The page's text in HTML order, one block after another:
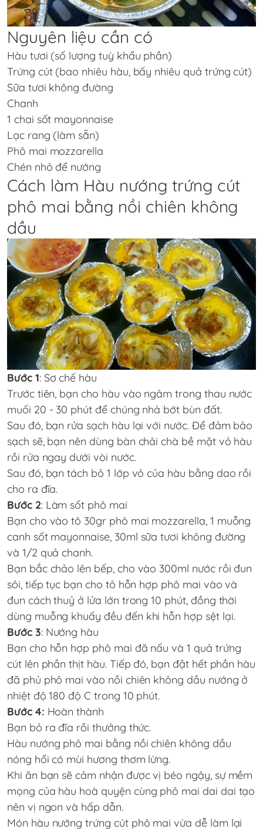
Nguyên liệu cần có
Hàu tươi (số lượng tuỳ khẩu phần)
Trứng cút (bao nhiêu hàu, bấy nhiêu quả trứng cút)
Sữa tươi không đường
Chanh
1 chai sốt mayonnaise
Lạc rang (làm sẵn)
Phô mai mozzarella
Chén nhỏ để nướng
Cách làm Hàu nướng trứng cút
phô mai bằng nồi chiên không
dầu
Bước 1: Sơ chế hàu
Trước tiên, bạn cho hàu vào ngâm trong thau nước
muối 20 - 30 phút để chúng nhả bớt bùn đất.
Sau đó, bạn rửa sạch hàu lại với nước. Để đảm bảo
sạch sẽ, bạn nên dùng bàn chải chà bề mặt vỏ hàu
rồi rửa ngay dưới vòi nước.
Sau đó, bạn tách bỏ 1 lớp vỏ của hàu bằng dao rồi
cho ra đĩa.
Bước 2: Làm sốt phô mai
Bạn cho vào tô 30gr phô mai mozzarella, 1 muỗng
canh sốt mayonnaise, 30ml sữa tươi không đường
và 1/2 quả chanh.
Bạn bắc chảo lên bếp, cho vào 300ml nước rồi đun
sôi, tiếp tục bạn cho tô hỗn hợp phô mai vào và
đun cách thuỷ ở lửa lớn trong 10 phút, đồng thời
dùng muỗng khuấy đều đến khi hỗn hợp sệt lại.
Bước 3: Nướng hàu
Bạn cho hỗn hợp phô mai đã nấu và 1 quả trứng
cút lên phần thịt hàu. Tiếp đó, bạn đặt hết phần hàu
đã phủ phô mai vào nồi chiên không dầu nướng ở
nhiệt độ 180 độ C trong 10 phút.
Bước 4: Hoàn thành
Bạn bỏ ra đĩa rồi thưởng thức.
Hàu nướng phô mai bằng nồi chiên không dầu
nóng hổi có mùi hương thơm lừng.
Khi ăn bạn sẽ cảm nhận được vị béo ngậy, sự mềm
mọng của hàu hoà quyện cùng phô mai dai dai tạo
nên vị ngon và hấp dẫn.
Món hàu nướng trứng cút phô mai vừa dễ làm lại